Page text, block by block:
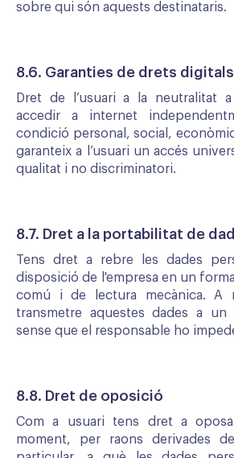
sobre qui són aquests destinataris.
8.6. Garanties de drets digitals
Dret de l’usuari a la neutralitat
accedir a internet
condició personal, social,
garanteix a l’usuari un accés
qualitat i no discriminatori.
8.7. Dret a la portabilitat de
Tens dret a rebre les dades
disposició de l'empresa en un
comú i de lectura mecànica. A
transmetre aquestes dades a un
sense que el responsable ho
8.8. Dret de oposició
Com a usuari tens dret a
moment, per raons derivades